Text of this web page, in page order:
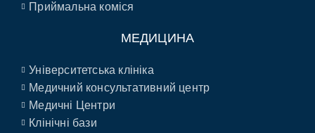
Приймальна коміся
МЕДИЦИНА
Університетська клініка
Медичний консультативний центр
Медичні Центри
Клінічні бази